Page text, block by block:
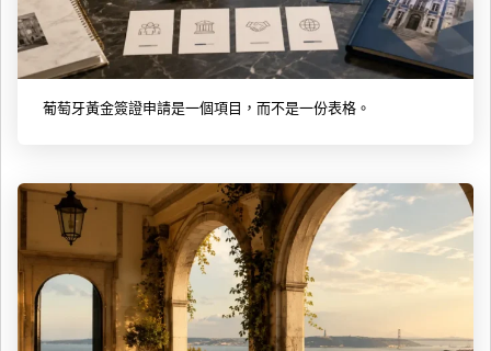
葡萄牙黃金簽證申請是一個項目，而不是一份表格。